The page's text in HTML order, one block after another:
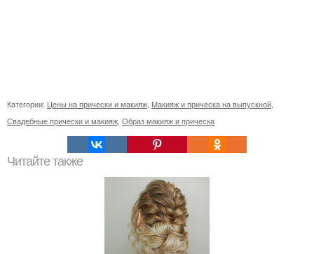
Категории: Цены на прически и макияж, Макияж и прическа на выпускной,
Свадебные прически и макияж, Образ макияж и прическа
Читайте также